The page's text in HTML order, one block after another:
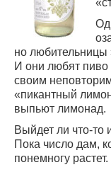
но любительницы
И они любят пиво
своим
«пикантный
выпьют лимонад.
Выйдет ли что-то
Пока число дам,
понемногу растет.